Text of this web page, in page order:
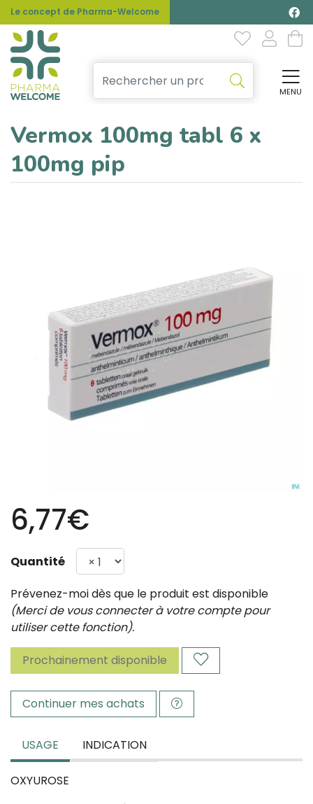
Le concept de Pharma-Welcome
MENU
Vermox 100mg tabl 6 x
100mg pip
6,77€
Quantité
Prévenez-moi dès que le produit est disponible
(Merci de vous connecter à votre compte pour
utiliser cette fonction).
Prochainement disponible
Continuer mes achats
USAGE INDICATION
OXYUROSE